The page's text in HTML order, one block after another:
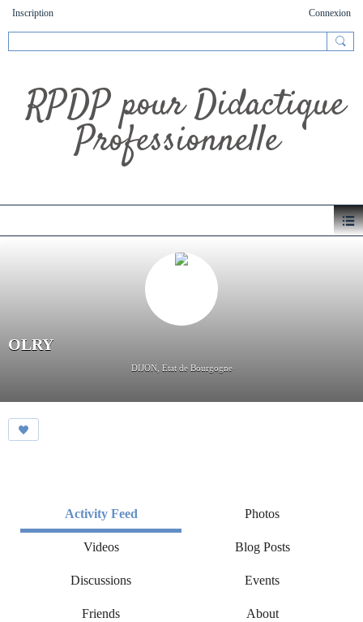
Inscription Connexion
RPDP pour Didactique
Professionnelle
OLRY
DIJON, Etat de Bourgogne
Activity Feed Photos
Videos Blog Posts
Discussions Events
Friends About